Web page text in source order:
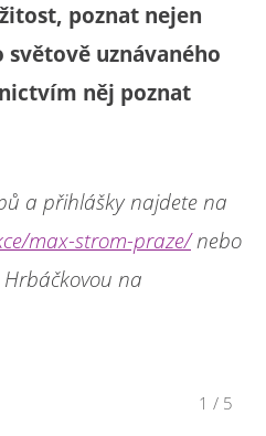
poznat nejen
uznávaného
něj poznat
a přihlášky najdete na
max-strom-praze/nebo
na
1 / 5